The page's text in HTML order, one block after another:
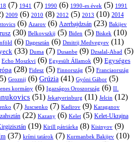
(7) 1941 (7) 1990 (6) 1990-es évek (5) 1991
2009 (6) 2010 (8) 2012 (5) 2013 (10) 2014
(6) Azarov (6) Azerbajdzsán (23) Bakijev
(30) Belkovszkij (5) Biden (5) Biskek (10)
(6) Dagesztán (6) Dmitrij Medvegyev (11)
(33) Duma (7) Dusanbe (9) Dzsalal-Abad (5)
Echo Moszkvi (6) Egyesült Államok (9) Egységes
(28) Fidesz (5) Finnország (5) Franciaország
Groznij (6) Grúzia (41) Gyóni Gábor (5)
kormány (6) Igazságos Oroszország (6) II.
(51) Jekatyerinburg (11) Jelcin (12)
(7) Juscsenko (7) Kadirov (9) Karaganov
(22) Kazany (6) Kelet (5) Kelet-Ukrajna
(19) Kirill pátriárka (8) Kisinyov (9)
(37) krími tatárok (7) Kurmanbek Bakijev (10)